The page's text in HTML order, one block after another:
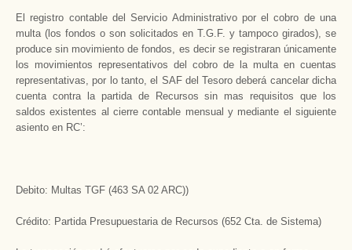
El registro contable del Servicio Administrativo por el cobro de una
multa (los fondos o son solicitados en T.G.F. y tampoco girados), se
produce sin movimiento de fondos, es decir se registraran únicamente
los movimientos representativos del cobro de la multa en cuentas
representativas, por lo tanto, el SAF del Tesoro deberá cancelar dicha
cuenta contra la partida de Recursos sin mas requisitos que los
saldos existentes al cierre contable mensual y mediante el siguiente
asiento en RC’:
Debito: Multas TGF (463 SA 02 ARC))
Crédito: Partida Presupuestaria de Recursos (652 Cta. de Sistema)